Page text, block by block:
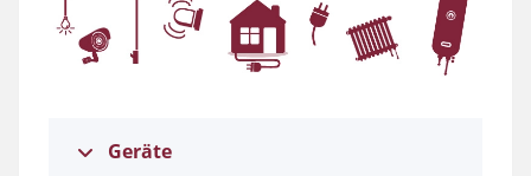
Geräte